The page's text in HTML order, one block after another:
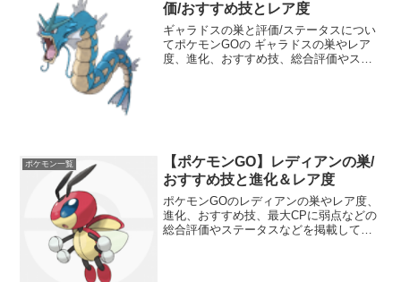
価/おすすめ技とレア度
ギャラドスの巣と評価/ステータスについ
てポケモンGOの ギャラドスの巣やレア
度、進化、おすすめ技、総合評価やステ
ポケモン一覧
【ポケモンGO】レディアンの巣/
おすすめ技と進化＆レア度
ポケモンGOのレディアンの巣やレア度、
進化、おすすめ技、最大CPに弱点などの
総合評価やステータスなどを掲載してい